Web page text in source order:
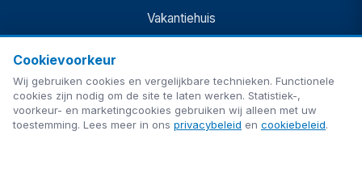
Vakantiehuis
Vakantiehuis + boot
Te koop
Blog
Veelgestelde vragen
Cookievoorkeur
Wij gebruiken cookies en vergelijkbare technieken. Functionele
cookies zijn nodig om de site te laten werken. Statistiek-,
voorkeur- en marketingcookies gebruiken wij alleen met uw
toestemming. Lees meer in ons privacybeleid en cookiebeleid.